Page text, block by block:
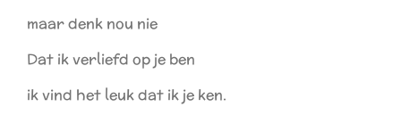
maar denk nou nie
Dat ik verliefd op je ben
ik vind het leuk dat ik je ken.